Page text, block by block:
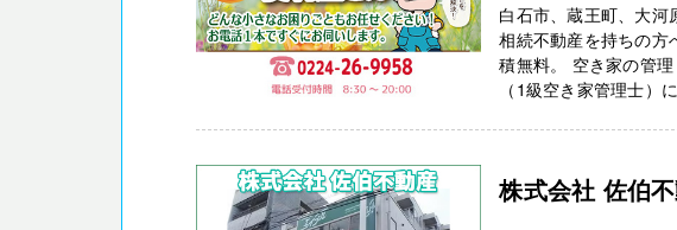
白石市、蔵王町、大
相続不動産を持ちの
積無料。 空き家の管
（1級空き家管理士
株式会社 佐伯